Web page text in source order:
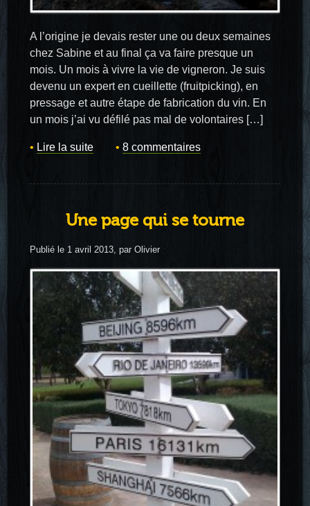
A l’origine je devais rester une ou deux semaines
chez Sabine et au final ça va faire presque un
mois. Un mois à vivre la vie de vigneron. Je suis
devenu un expert en cueillette (fruitpicking), en
pressage et autre étape de fabrication du vin. En
un mois j’ai vu défilé pas mal de volontaires […]
Lire la suite 8 commentaires
Une page qui se tourne
Publié le 1 avril 2013, par Olivier